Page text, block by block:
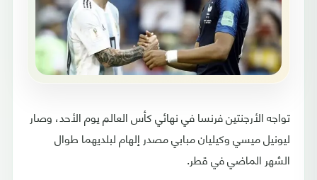
تواجه الأرجنتين فرنسا في نهائي كأس العالم يوم الأحد، وصار
ليونيل ميسي وكيليان مبابي مصدر إلهام لبلديهما طوال
الشهر الماضي في قطر.